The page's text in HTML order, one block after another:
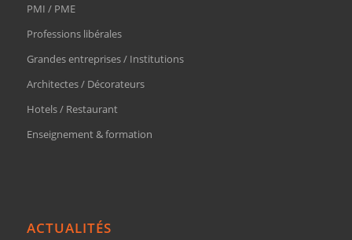
PMI / PME
Professions libérales
Grandes entreprises / Institutions
Architectes / Décorateurs
Hotels / Restaurant
Enseignement & formation
ACTUALITÉS